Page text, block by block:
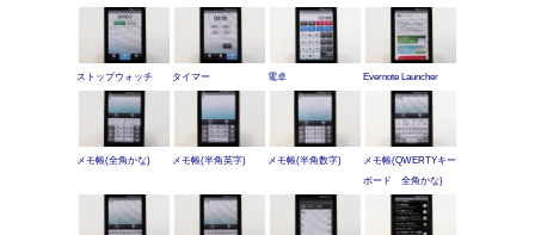
ストップウォッチ タイマー 電卓 Evernote Launcher
メモ帳(全角かな) メモ帳(半角英字) メモ帳(半角数字)
メモ帳(QWERTYキー
ボード 全角かな)